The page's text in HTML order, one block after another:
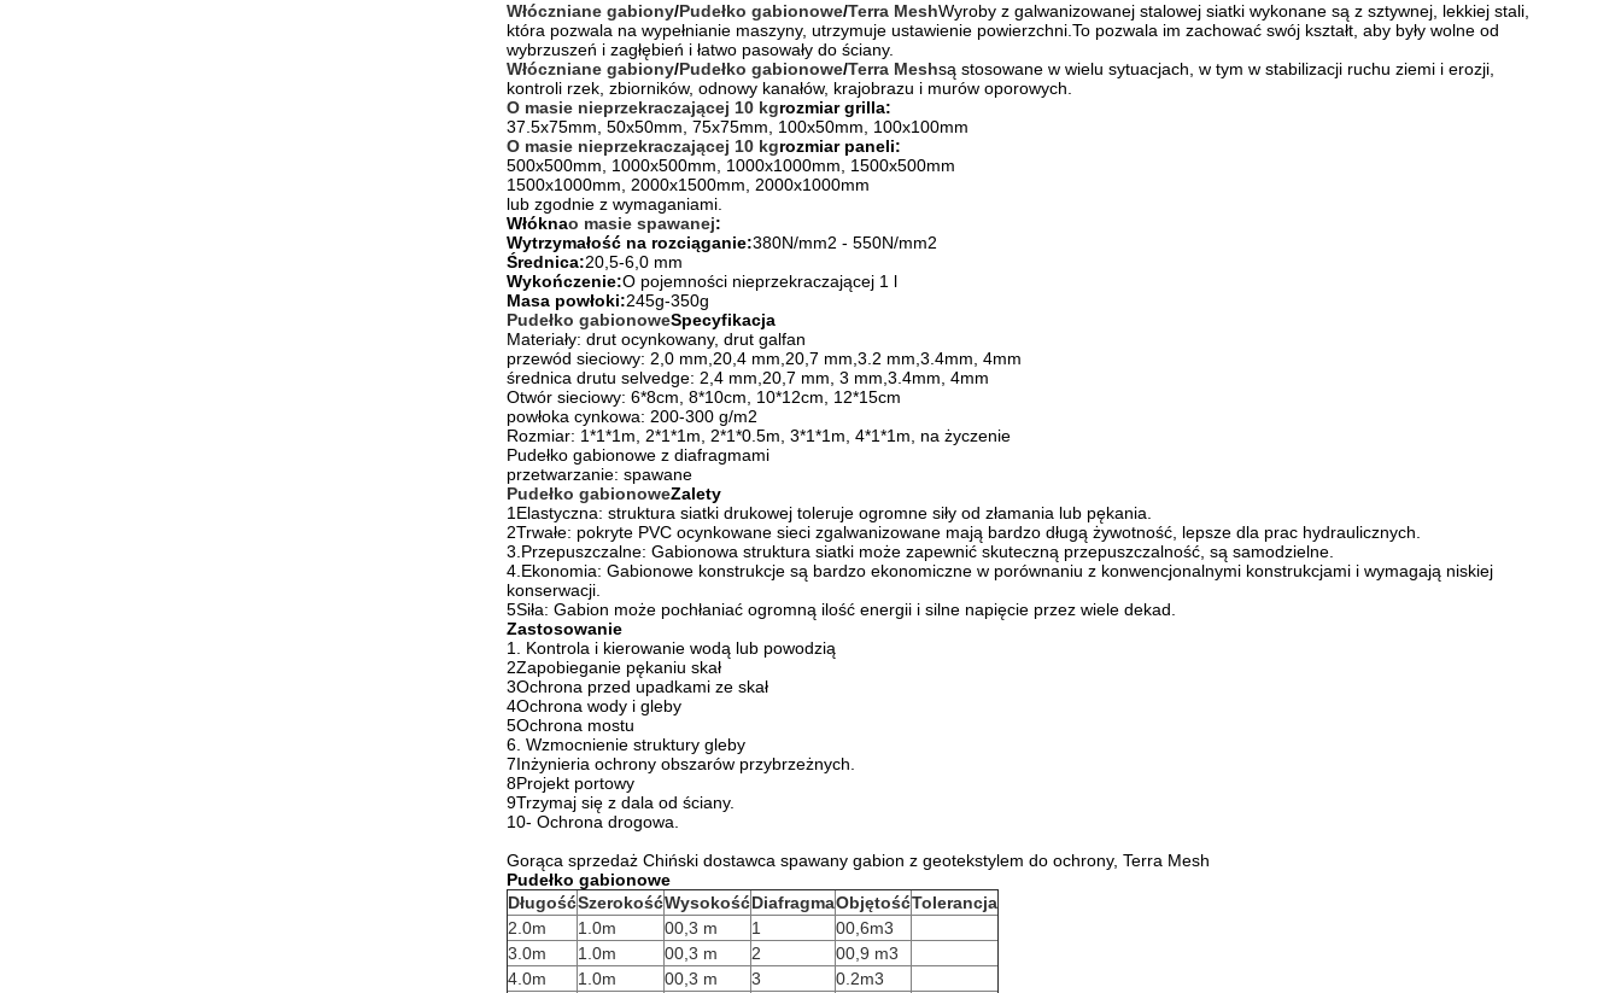
Włóczniane gabiony/Pudełko gabionowe/Terra MeshWyroby z galwanizowanej stalowej siatki wykonane są z sztywnej, lekkiej stali,
która pozwala na wypełnianie maszyny, utrzymuje ustawienie powierzchni.To pozwala im zachować swój kształt, aby były wolne od
wybrzuszeń i zagłębień i łatwo pasowały do ściany.
Włóczniane gabiony/Pudełko gabionowe/Terra Meshsą stosowane w wielu sytuacjach, w tym w stabilizacji ruchu ziemi i erozji,
kontroli rzek, zbiorników, odnowy kanałów, krajobrazu i murów oporowych.
O masie nieprzekraczającej 10 kgrozmiar grilla:
37.5x75mm, 50x50mm, 75x75mm, 100x50mm, 100x100mm
O masie nieprzekraczającej 10 kgrozmiar paneli:
500x500mm, 1000x500mm, 1000x1000mm, 1500x500mm
1500x1000mm, 2000x1500mm, 2000x1000mm
lub zgodnie z wymaganiami.
Włóknao masie spawanej:
Wytrzymałość na rozciąganie:380N/mm2 - 550N/mm2
Średnica:20,5-6,0 mm
Wykończenie:O pojemności nieprzekraczającej 1 l
Masa powłoki:245g-350g
Pudełko gabionoweSpecyfikacja
Materiały: drut ocynkowany, drut galfan
przewód sieciowy: 2,0 mm,20,4 mm,20,7 mm,3.2 mm,3.4mm, 4mm
średnica drutu selvedge: 2,4 mm,20,7 mm, 3 mm,3.4mm, 4mm
Otwór sieciowy: 6*8cm, 8*10cm, 10*12cm, 12*15cm
powłoka cynkowa: 200-300 g/m2
Rozmiar: 1*1*1m, 2*1*1m, 2*1*0.5m, 3*1*1m, 4*1*1m, na życzenie
Pudełko gabionowe z diafragmami
przetwarzanie: spawane
Pudełko gabionoweZalety
1Elastyczna: struktura siatki drukowej toleruje ogromne siły od złamania lub pękania.
2Trwałe: pokryte PVC ocynkowane sieci zgalwanizowane mają bardzo długą żywotność, lepsze dla prac hydraulicznych.
3.Przepuszczalne: Gabionowa struktura siatki może zapewnić skuteczną przepuszczalność, są samodzielne.
4.Ekonomia: Gabionowe konstrukcje są bardzo ekonomiczne w porównaniu z konwencjonalnymi konstrukcjami i wymagają niskiej
konserwacji.
5Siła: Gabion może pochłaniać ogromną ilość energii i silne napięcie przez wiele dekad.
Zastosowanie
1. Kontrola i kierowanie wodą lub powodzią
2Zapobieganie pękaniu skał
3Ochrona przed upadkami ze skał
4Ochrona wody i gleby
5Ochrona mostu
6. Wzmocnienie struktury gleby
7Inżynieria ochrony obszarów przybrzeżnych.
8Projekt portowy
9Trzymaj się z dala od ściany.
10- Ochrona drogowa.
Gorąca sprzedaż Chiński dostawca spawany gabion z geotekstylem do ochrony, Terra Mesh
Pudełko gabionowe
DługośćSzerokośćWysokośćDiafragmaObjętośćTolerancja
2.0m
1.0m 00,3 m 1
00,6m3
3.0m
1.0m 00,3 m 2
00,9 m3
4.0m
1.0m 00,3 m 3
0.2m3